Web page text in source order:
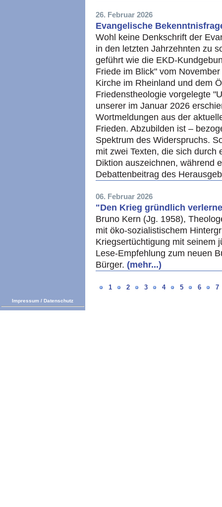
26. Februar 2026
Evangelische
Wohl keine Denkschrift der
in den letzten Jahrzehnten zu
geführt wie die EKD-
Friede im Blick" vom
Kirche im Rheinland und dem
Friedenstheologie vorgelegte
unserer im Januar 2026
Wortmeldungen aus der
Frieden. Abzubilden ist –
Spektrum des Widerspruchs.
mit zwei Texten, die sich durch
Diktion auszeichnen, während
Debattenbeitrag des
06. Februar 2026
"Den Krieg gründlich
Bruno Kern (Jg. 1958),
mit öko-sozialistischem
Kriegsertüchtigung mit seinem
Lese-Empfehlung zum neuen
Bürger. (mehr...)
1 2 3 4 5 6 7
Impressum / Datenschutz